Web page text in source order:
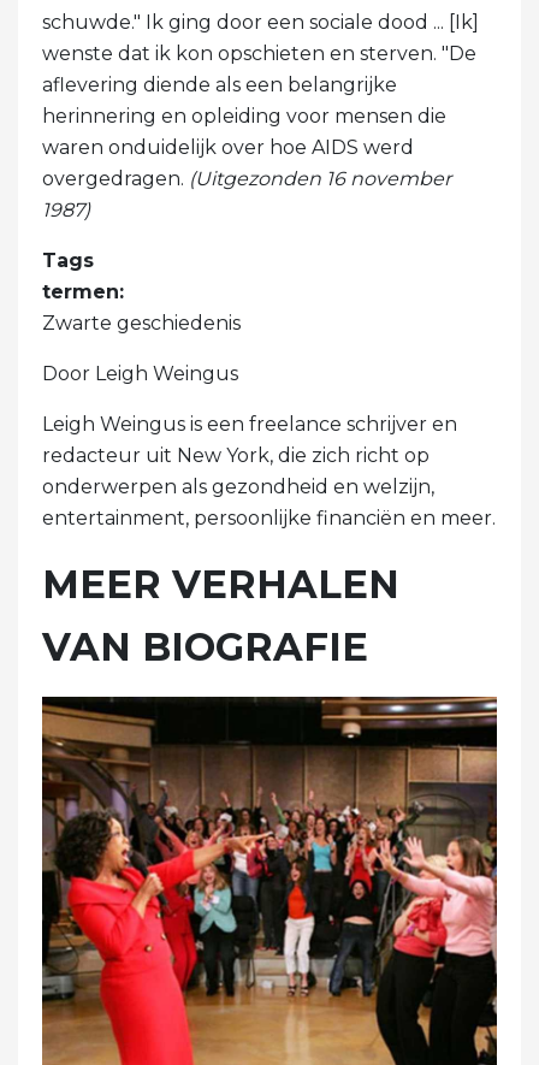
schuwde." Ik ging door een sociale dood ... [Ik]
wenste dat ik kon opschieten en sterven. "De
aflevering diende als een belangrijke
herinnering en opleiding voor mensen die
waren onduidelijk over hoe AIDS werd
overgedragen. (Uitgezonden 16 november
1987)
Tags
termen:
Zwarte geschiedenis
Door Leigh Weingus
Leigh Weingus is een freelance schrijver en
redacteur uit New York, die zich richt op
onderwerpen als gezondheid en welzijn,
entertainment, persoonlijke financiën en meer.
MEER VERHALEN
VAN BIOGRAFIE